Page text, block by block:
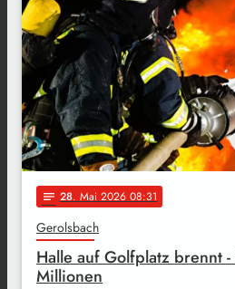
notes 28. Mai 2026 08:31
Gerolsbach
Halle auf Golfplatz brennt
Millionen